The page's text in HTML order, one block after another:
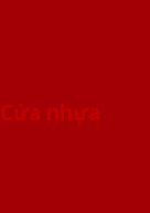
nhựa